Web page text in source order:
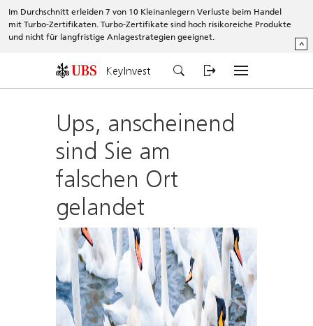
Im Durchschnitt erleiden 7 von 10 Kleinanlegern Verluste beim Handel
mit Turbo-Zertifikaten. Turbo-Zertifikate sind hoch risikoreiche Produkte
und nicht für langfristige Anlagestrategien geeignet.
^
KeyInvest
Ups, anscheinend
sind Sie am
falschen Ort
gelandet